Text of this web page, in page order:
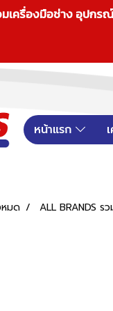
เครื่องมือช่าง อุปก
หน้าแรก
มด ALL BRANDS ร